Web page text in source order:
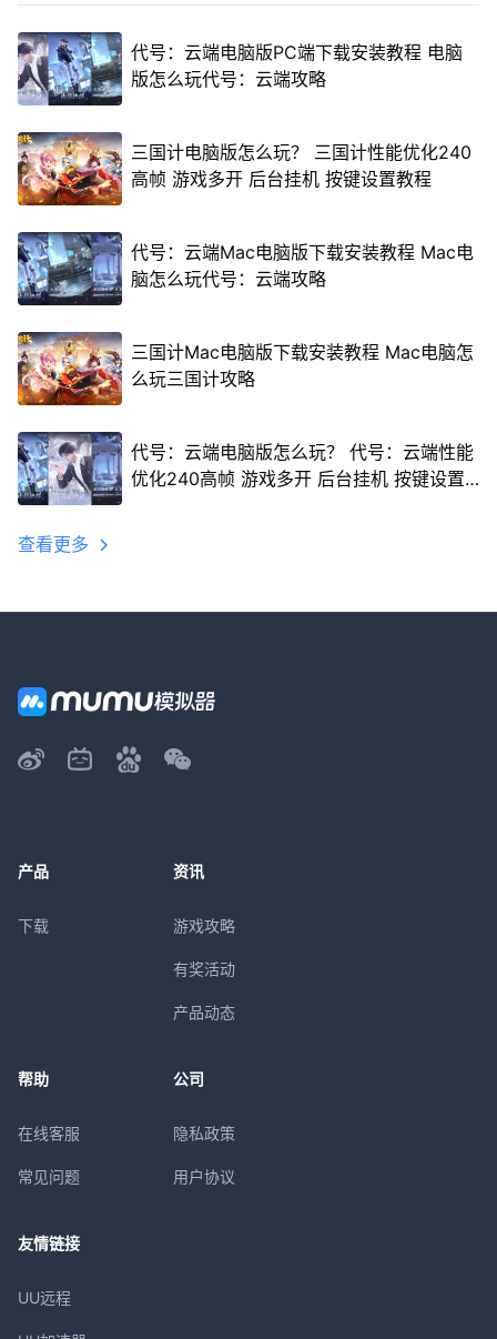
代号：云端电脑版PC端下载安装教程 电脑
版怎么玩代号：云端攻略
三国计电脑版怎么玩？ 三国计性能优化240
高帧 游戏多开 后台挂机 按键设置教程
代号：云端Mac电脑版下载安装教程 Mac电
脑怎么玩代号：云端攻略
三国计Mac电脑版下载安装教程 Mac电脑怎
么玩三国计攻略
代号：云端电脑版怎么玩？ 代号：云端性能
优化240高帧 游戏多开 后台挂机 按键设置
查看更多
产品
下载
资讯
游戏攻略
有奖活动
产品动态
帮助
在线客服
常见问题
公司
隐私政策
用户协议
友情链接
UU远程